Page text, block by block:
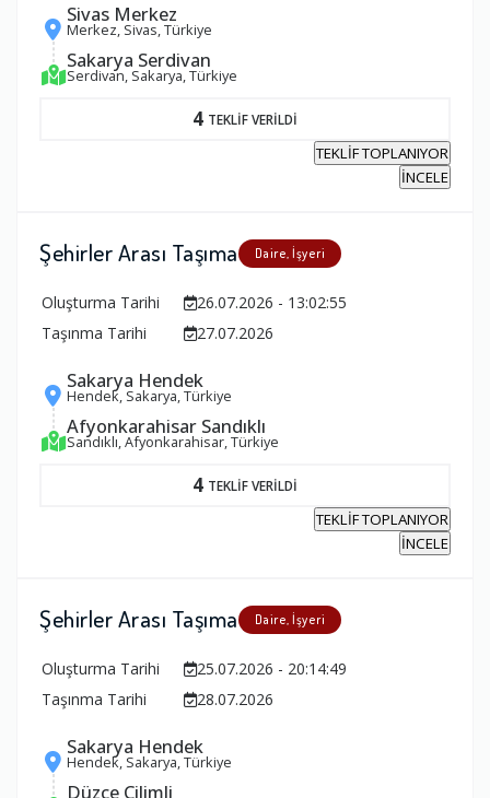
Sivas Merkez
Merkez, Sivas, Türkiye
Sakarya Serdivan
Serdivan, Sakarya, Türkiye
4 TEKLİF VERİLDİ
TEKLİF TOPLANIYOR
İNCELE
Şehirler Arası Taşıma Daire, İşyeri
Oluşturma Tarihi
26.07.2026 - 13:02:55
Taşınma Tarihi
27.07.2026
Sakarya Hendek
Hendek, Sakarya, Türkiye
Afyonkarahisar Sandıklı
Sandıklı, Afyonkarahisar, Türkiye
4 TEKLİF VERİLDİ
TEKLİF TOPLANIYOR
İNCELE
Şehirler Arası Taşıma Daire, İşyeri
Oluşturma Tarihi
25.07.2026 - 20:14:49
Taşınma Tarihi
28.07.2026
Sakarya Hendek
Hendek, Sakarya, Türkiye
Düzce Çilimli